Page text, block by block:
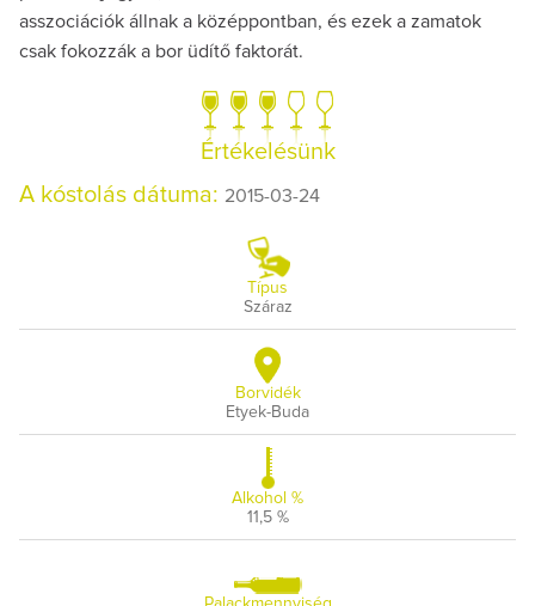
asszociációk állnak a középpontban, és ezek a zamatok
csak fokozzák a bor üdítő faktorát.
Értékelésünk
A kóstolás dátuma: 2015-03-24
Típus
Száraz
Borvidék
Etyek-Buda
Alkohol %
11,5 %